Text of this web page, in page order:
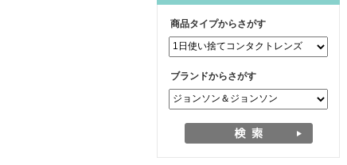
商品タイプからさがす
ブランドからさがす